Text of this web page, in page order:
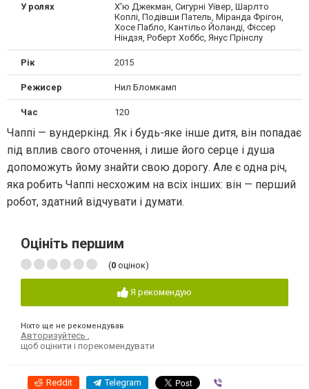
У ролях
Х'ю Джекман, Сигурні Уївер, Шарлто
Коплі, Подівши Патель, Міранда Фрігон,
Хосе Пабло, Кантільо Йоланді, Фіссер
Ніндзя, Роберт Хоббс, Янус Прінслу
Рік 2015
Режисер Нил Бломкамп
Час 120
Чаппі — вундеркінд. Як і будь-яке інше дитя, він попадає
під вплив свого оточення, і лише його серце і душа
допоможуть йому знайти свою дорогу. Але є одна річ,
яка робить Чаппі несхожим на всіх інших: він — перший
робот, здатний відчувати і думати.
Оцініть першим
(0 оцінок)
Я рекомендую
Ніхто ще не рекомендував
Авторизуйтесь ,
щоб оцінити і порекомендувати
Reddit Telegram